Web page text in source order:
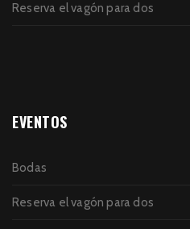
Reserva el vagón para dos
EVENTOS
Bodas
Reserva el vagón para dos